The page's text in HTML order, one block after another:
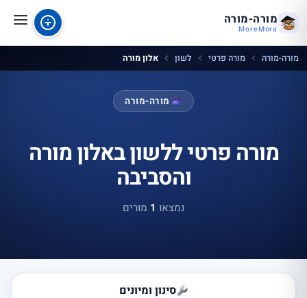
מורה-מורה
MoreMora
מורה-מורה מורה פרטי לשון אלון מורה
מורה-מורה
מורה פרטי ללשון באלון מורה
והסביבה
נמצאו 1 מורים
סינון ומיונים